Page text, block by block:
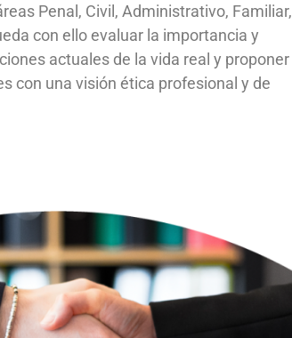
Penal, Civil, Administrativo, Familiar,
con ello evaluar la importancia y
actuales de la vida real y proponer
con una visión ética profesional y de